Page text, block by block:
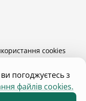
cookies
погоджуєтесь з
файлів cookies.